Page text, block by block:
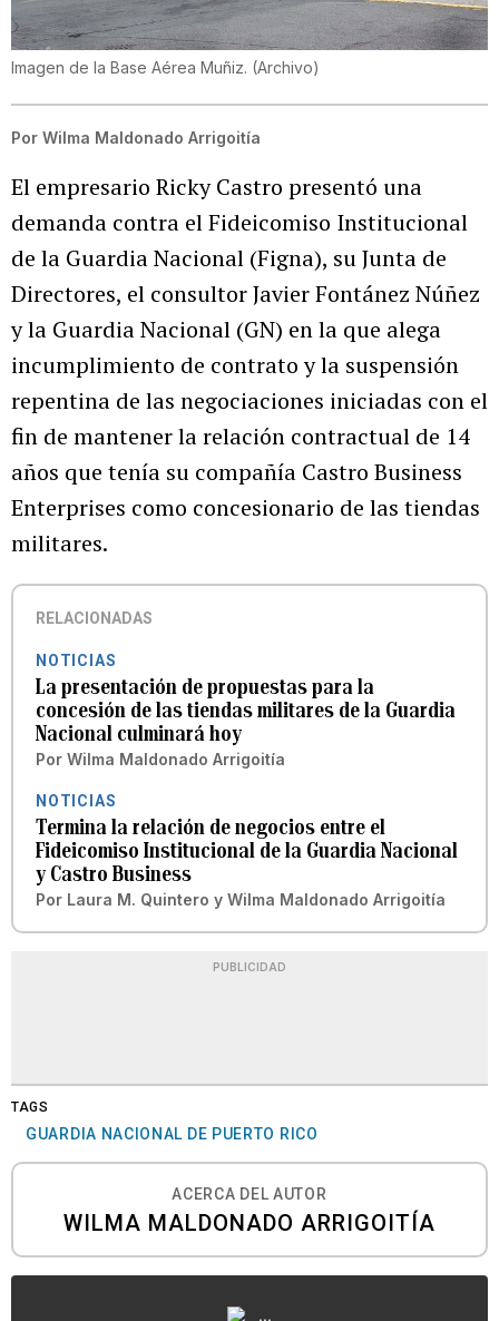
Imagen de la Base Aérea Muñiz. (Archivo)
Por Wilma Maldonado Arrigoitía
El empresario Ricky Castro presentó una
demanda contra el Fideicomiso Institucional
de la Guardia Nacional (Figna), su Junta de
Directores, el consultor Javier Fontánez Núñez
y la Guardia Nacional (GN) en la que alega
incumplimiento de contrato y la suspensión
repentina de las negociaciones iniciadas con el
fin de mantener la relación contractual de 14
años que tenía su compañía Castro Business
Enterprises como concesionario de las tiendas
militares.
RELACIONADAS
NOTICIAS
La presentación de propuestas para la
concesión de las tiendas militares de la Guardia
Nacional culminará hoy
Por Wilma Maldonado Arrigoitía
NOTICIAS
Termina la relación de negocios entre el
Fideicomiso Institucional de la Guardia Nacional
y Castro Business
Por Laura M. Quintero y Wilma Maldonado Arrigoitía
PUBLICIDAD
TAGS
GUARDIA NACIONAL DE PUERTO RICO
ACERCA DEL AUTOR
WILMA MALDONADO ARRIGOITÍA
...